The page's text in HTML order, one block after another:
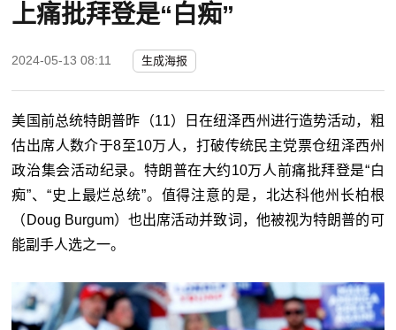
上痛批拜登是“白痴”
2024-05-13 08:11 生成海报
美国前总统特朗普昨（11）日在纽泽西州进行造势活动，粗
估出席人数介于8至10万人，打破传统民主党票仓纽泽西州
政治集会活动纪录。特朗普在大约10万人前痛批拜登是“白
痴”、“史上最烂总统”。值得注意的是，北达科他州长柏根
（Doug Burgum）也出席活动并致词，他被视为特朗普的可
能副手人选之一。